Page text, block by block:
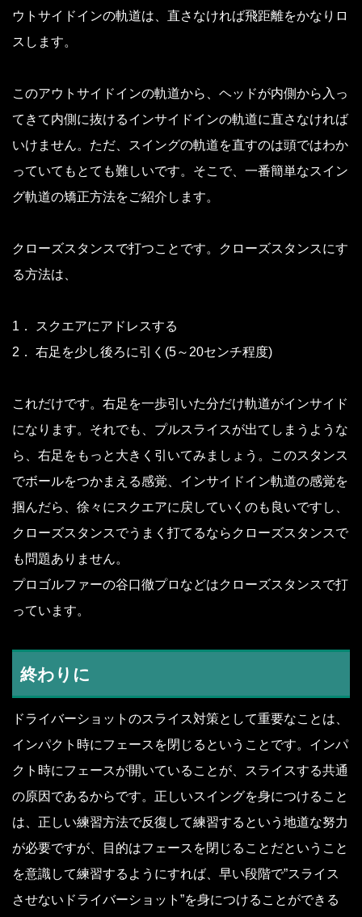
ウトサイドインの軌道は、直さなければ飛距離をかなりロ
スします。
このアウトサイドインの軌道から、ヘッドが内側から入っ
てきて内側に抜けるインサイドインの軌道に直さなければ
いけません。ただ、スイングの軌道を直すのは頭ではわか
っていてもとても難しいです。そこで、一番簡単なスイン
グ軌道の矯正方法をご紹介します。
クローズスタンスで打つことです。クローズスタンスにす
る方法は、
1． スクエアにアドレスする
2． 右足を少し後ろに引く(5～20センチ程度)
これだけです。右足を一歩引いた分だけ軌道がインサイド
になります。それでも、プルスライスが出てしまうような
ら、右足をもっと大きく引いてみましょう。このスタンス
でボールをつかまえる感覚、インサイドイン軌道の感覚を
掴んだら、徐々にスクエアに戻していくのも良いですし、
クローズスタンスでうまく打てるならクローズスタンスで
も問題ありません。
プロゴルファーの谷口徹プロなどはクローズスタンスで打
っています。
終わりに
ドライバーショットのスライス対策として重要なことは、
インパクト時にフェースを閉じるということです。インパ
クト時にフェースが開いていることが、スライスする共通
の原因であるからです。正しいスイングを身につけること
は、正しい練習方法で反復して練習するという地道な努力
が必要ですが、目的はフェースを閉じることだということ
を意識して練習するようにすれば、早い段階で”スライス
させないドライバーショット”を身につけることができる